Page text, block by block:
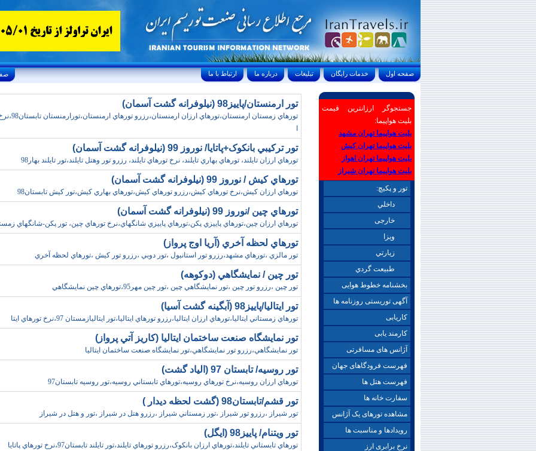
Friday, August 7, 2026 24/صفر/1448 ارتباط با ما درباره ما تبليغات خدمات رايگان صفحه اول
تور ارمنستان/پاييز98 (نيلوفرانه گشت آسمان)
تورهاي زمستان
تور ترکيبي بانکوک+پاتايا/ نوروز 99 (نيلوفرانه گشت آسمان)
تورهاي ارزان تايلند، تورهاي بهاري تايلند، نرخ تورهاي تايلند، رزرو تور وهتل تايلند،تور تايلند بهار98
تورهاي کيش / نوروز 99 (نيلوفرانه گشت آسمان)
تورهاي ارزان کيش،نرخ تورهاي کيش،رزرو تورهاي کيش،تورهاي بهاري کيش،تور کيش تابستان98
تورهاي چين /نوروز 99 (نيلوفرانه گشت آسمان)
تورهاي ارزان چين،تورهاي پاييزي پکن،تورهاي پاييزي شانگهاي،نرخ تورهاي چين، تور پکن-شانگهاي
تورهاي لحظه آخري (آريا اوج پرواز)
تور مالزي ،تورهاي مشهد،رزرو تور استانبول ،تور دوبي ،رزرو تور کيش ،تورهاي لحظه آخري
تور چين / نمايشگاهي (دوکوهه)
تور چين ،رزرو تور چين ،تور نمايشگاهي چين ،تور چين مهر95،تورهاي چين نمايشگاهي
تور ايتاليا/پاييز98 (آبگينه گشت آسيا)
تورهاي زمستاني ايتاليا،تورهاي ارزان ايتاليا،رزرو تورهاي ايتاليا،تور ايتاليازمستان 97،نرخ تورهاي ايتا
تور نمايشگاه صنعت ساختمان ايتاليا (کاريز آتي پرواز)
تور نمايشگاهي،رزرو تور نمايشگاهي،تور نمايشگاه صنعت ساختمان ايتاليا
تور روسيه/ تابستان 97 (الياد گشت)
تورهاي ارزان روسيه،نرخ تورهاي روسيه،تورهاي تابستاني روسيه،تور روسيه تابستان97
تور قشم/تابستان98 (گشت لحظه ديدار )
تور شيراز ،رزرو تور شيراز ،تور زمستاني شيراز ،رزرو هتل در شيراز ،تور و هتل در شيراز
تور ويتنام/ پاييز98 (ايگل)
تورهاي تابستاني تايلند،تورهاي ارزان بانکوک،رزرو تورهاي تايلند،تور تايلند تابستان97،نرخ تورهاي پاتايا
جستجوگر ارزانترین قیمت
بلیت هواپیما:
بلیت هواپیما تهران مشهد
بلیت هواپیما تهران کیش
بلیت هواپیما تهران اهواز
بلیت هواپیما تهران شیراز
تور و پکیچ:
داخلي
خارجی
ويزا
زيارتي
طبيعت گردي
بخشنامه خطوط هوایی
آگهی توریستی روزنامه ها
کاریابی
کارمند یابی
آژانس های مسافرتی
فهرست فرودگاهای جهان
فهرست هتل ها
سفارت خانه ها
مشاهده تورهای یک آژانس
رویدادها و مناسبت ها
نرخ برابری ارز